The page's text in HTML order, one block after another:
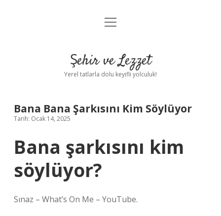
Anasayfa
Yasal Uyarı
menüyü
Şehir ve Lezzet
Yerel tatlarla dolu keyifli yolculuk!
Bana Bana Şarkısını Kim Söylüyor
Tarih: Ocak 14, 2025
Bana şarkısını kim
söylüyor?
Sınaz – What’s On Me – YouTube.